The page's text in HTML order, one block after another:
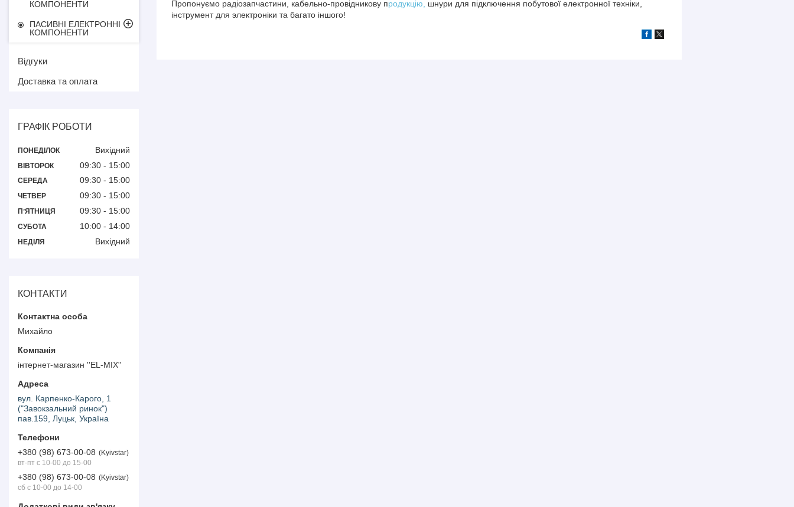
Пропонуємо радіозапчастини, кабельно-провідникову продукцію, шнури для підключення побутової електронної техніки,
інструмент для электроніки та багато іншого!
КОМПОНЕНТИ
ПАСИВНІ ЕЛЕКТРОННІ
КОМПОНЕНТИ
Відгуки
Доставка та оплата
ГРАФІК РОБОТИ
ПОНЕДІЛОК Вихідний
ВІВТОРОК 09:30 15:00
СЕРЕДА 09:30 15:00
ЧЕТВЕР 09:30 15:00
ПʼЯТНИЦЯ 09:30 15:00
СУБОТА 10:00 14:00
НЕДІЛЯ Вихідний
КОНТАКТИ
Михайло
інтернет-магазин ''EL-MIX"
вул. Карпенко-Карого, 1
("Завокзальний ринок")
пав.159, Луцьк, Україна
+380 (98) 673-00-08
Kyivstar
вт-пт с 10-00 до 15-00
+380 (98) 673-00-08
Kyivstar
сб с 10-00 до 14-00